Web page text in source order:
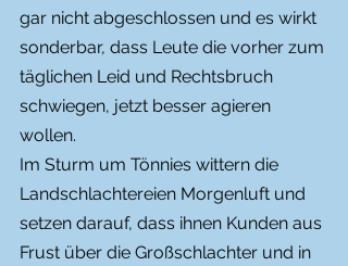
gar nicht abgeschlossen und es wirkt
sonderbar, dass Leute die vorher zum
täglichen Leid und Rechtsbruch
schwiegen, jetzt besser agieren
wollen.
Im Sturm um Tönnies wittern die
Landschlachtereien Morgenluft und
setzen darauf, dass ihnen Kunden aus
Frust über die Großschlachter und in